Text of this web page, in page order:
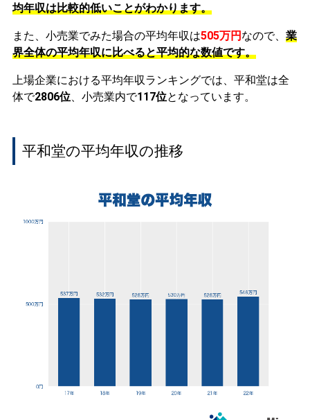
均年収は比較的低いことがわかります。
また、小売業でみた場合の平均年収は505万円 なので、 業
界全体の平均年収に比べると平均的な数値です。
上場企業における平均年収ランキングでは、平和堂は全
体で2806位、小売業内で117位となっています。
平和堂の平均年収の推移